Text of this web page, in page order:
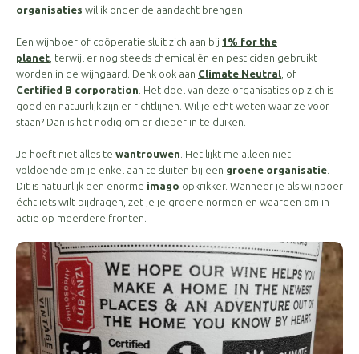
organisaties wil ik onder de aandacht brengen.
Een wijnboer of coöperatie sluit zich aan bij 1% for the
planet , terwijl er nog steeds chemicaliën en pesticiden gebruikt
worden in de wijngaard. Denk ook aan Climate Neutral , of
Certified B corporation . Het doel van deze organisaties op zich is
goed en natuurlijk zijn er richtlijnen. Wil je echt weten waar ze voor
staan? Dan is het nodig om er dieper in te duiken.
Je hoeft niet alles te wantrouwen . Het lijkt me alleen niet
voldoende om je enkel aan te sluiten bij een groene organisatie
Dit is natuurlijk een enorme imago opkrikker. Wanneer je als wijnboer
écht iets wilt bijdragen, zet je je groene normen en waarden om in
actie op meerdere fronten.